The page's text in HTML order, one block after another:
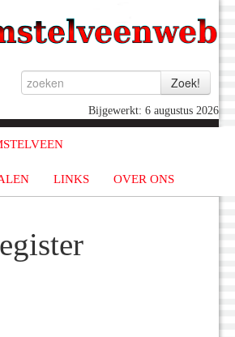
Bijgewerkt: 6 augustus 2026
LINKS OVER ONS